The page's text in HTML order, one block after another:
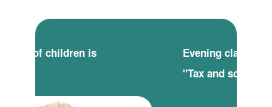
Evening classes for the project